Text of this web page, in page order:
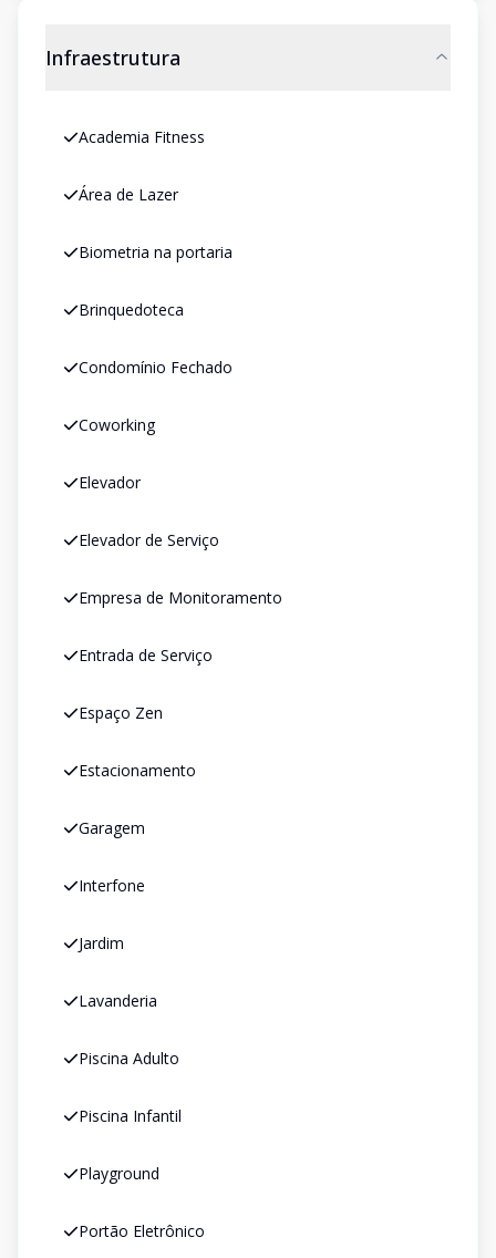
Infraestrutura
Academia Fitness
Área de Lazer
Biometria na portaria
Brinquedoteca
Condomínio Fechado
Coworking
Elevador
Elevador de Serviço
Empresa de Monitoramento
Entrada de Serviço
Espaço Zen
Estacionamento
Garagem
Interfone
Jardim
Lavanderia
Piscina Adulto
Piscina Infantil
Playground
Portão Eletrônico